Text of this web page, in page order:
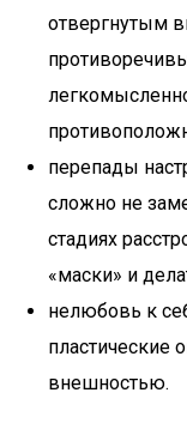
отвергнутым
перепады
сложно не
стадиях
«маски» и
нелюбовь к
пластические
внешностью.